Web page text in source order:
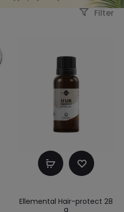
Filter
Kosárba
Ellemental Hair-protect 28
g